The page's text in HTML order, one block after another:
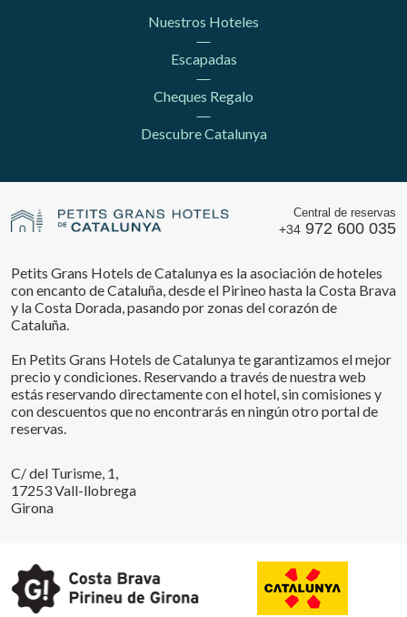
Nuestros Hoteles
Escapadas
Cheques Regalo
Descubre Catalunya
Central de reservas
+34 972 600 035
Petits Grans Hotels de Catalunya es la asociación de hoteles
con encanto de Cataluña, desde el Pirineo hasta la Costa Brava
y la Costa Dorada, pasando por zonas del corazón de
Cataluña.
En Petits Grans Hotels de Catalunya te garantizamos el mejor
precio y condiciones. Reservando a través de nuestra web
estás reservando directamente con el hotel, sin comisiones y
con descuentos que no encontrarás en ningún otro portal de
reservas.
C/ del Turisme, 1,
17253 Vall-llobrega
Girona